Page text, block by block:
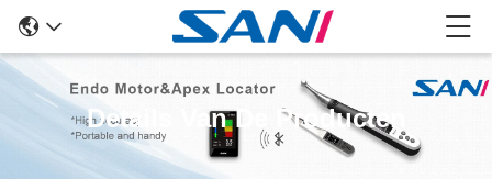
Details Van De Producten